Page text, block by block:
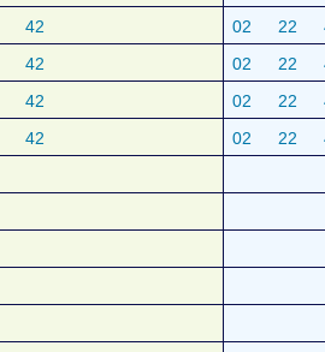
42 02 22
42 02 22
42 02 22
42 02 22